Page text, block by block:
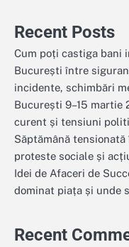
Recent Posts
Cum poți castiga bani
București între
incidente, schimbări
București 9–15 martie
curent și tensiuni
Săptămână
proteste sociale și
Idei de Afaceri de
dominat piața și unde
Recent